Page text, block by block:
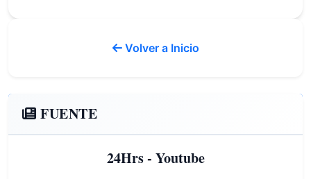
Volver a Inicio
FUENTE
24Hrs - Youtube